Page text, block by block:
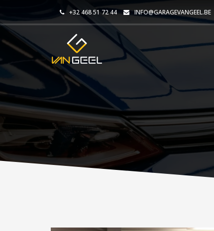
+32 468 51 72 44 INFO@GARAGEVANGEEL.BE